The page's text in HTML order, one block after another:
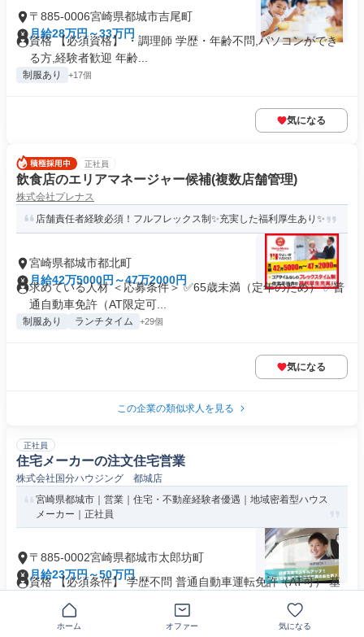
〒885-0006宮崎県都城市吉尾町
月給28万円～33万円
資格 【必須資格】 ・調理師 学歴・年齢不問,パソコンができ
る方,経験者歓迎 年齢...
制服あり +17個
気になる
正社員
飲食店のエリアマネージャー候補(複数店舗管理)
株式会社プレナス
店舗責任者経験必須！フルフレックス制✨充実した福利厚生あり✨
宮崎県都城市都北町
月給42万5000円～47万2000円
求めている人材 ＜応募条件＞ ✅65歳未満（定年のため） ✅普
通自動車免許（AT限定可...
制服あり ランチタイム +29個
気になる
この企業の類似求人を見る
正社員
住宅メーカーの注文住宅営業
株式会社国分ハウジング 都城店
宮崎県都城市｜営業｜住宅・不動産経験者優遇｜地域密着型ハウス
メーカー｜正社員
〒885-0002宮崎県都城市太郎坊町
月給23万円～50万円
資格 【必須条件】 学歴不問 普通自動車運転免許（AT可） 基
資格取得支援あり
ホーム オファー 気になる